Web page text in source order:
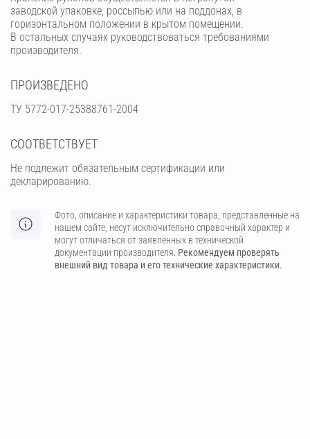
заводской упаковке, россыпью или на поддонах, в
горизонтальном положении в крытом помещении.
В остальных случаях руководствоваться требованиями
производителя.
ПРОИЗВЕДЕНО
ТУ 5772-017-25388761-2004
СООТВЕТСТВУЕТ
Не подлежит обязательным сертификации или
декларированию.
Фото, описание и характеристики товара, представленные на
нашем сайте, несут исключительно справочный характер и
могут отличаться от заявленных в технической
документации производителя. Рекомендуем проверять
внешний вид товара и его технические характеристики.